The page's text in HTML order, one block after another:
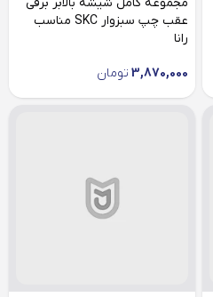
عقب چپ سبزوار SKC مناسب
رانا
3,870,000 تومان